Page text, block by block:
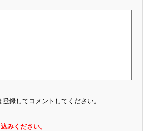
録してコメントしてください。
みください。